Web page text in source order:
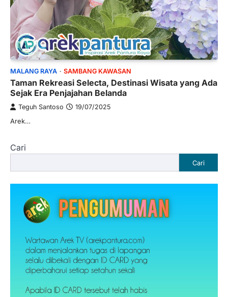
MALANG RAYA SAMBANG KAWASAN
Taman Rekreasi Selecta, Destinasi Wisata yang Ada
Sejak Era Penjajahan Belanda
Teguh Santoso 19/07/2025
Arek…
Cari
Cari